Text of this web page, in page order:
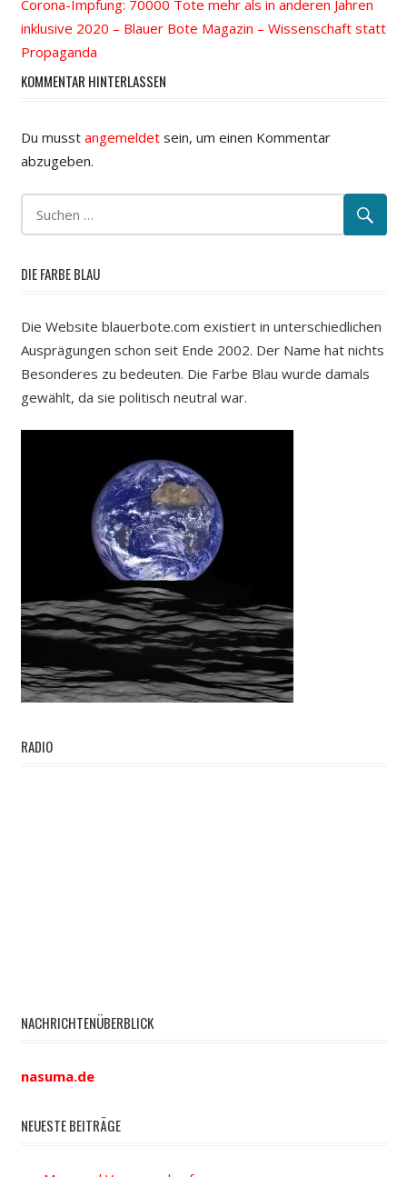
Corona-Impfung: 70000 Tote mehr als in anderen Jahren
inklusive 2020 – Blauer Bote Magazin – Wissenschaft statt
Propaganda
KOMMENTAR HINTERLASSEN
Du musst angemeldetsein, um einen Kommentar
abzugeben.
DIE FARBE BLAU
Die Website blauerbote.com existiert in unterschiedlichen
Ausprägungen schon seit Ende 2002. Der Name hat nichts
Besonderes zu bedeuten. Die Farbe Blau wurde damals
gewählt, da sie politisch neutral war.
RADIO
NACHRICHTENÜBERBLICK
nasuma.de
NEUESTE BEITRÄGE